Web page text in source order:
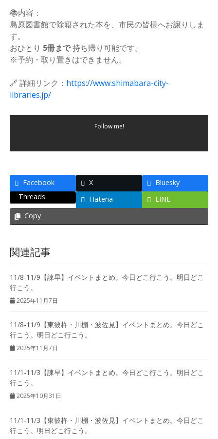
📚内容：
島原図書館で除籍された本を、市民の皆様へお譲りしま
す。
おひとり 5冊まで持ち帰り可能です。
※予約・取り置きはできません。
🔗 詳細リンク： https://www.shimabara-city-
libraries.jp/
Follow me!
Facebook X
Bluesky
Threads
Hatena
LINE
Copy
関連記事
11/8-11/9【諫早】イベントまとめ。今日どこ行こう。明日どこ
行こう。
2025年11月7日
11/8-11/9【東彼杵・川棚・波佐見】イベントまとめ。今日どこ
行こう。明日どこ行こう。
2025年11月7日
11/1-11/3【諫早】イベントまとめ。今日どこ行こう。明日どこ
行こう。
2025年10月31日
11/1-11/3【東彼杵・川棚・波佐見】イベントまとめ。今日どこ
行こう。明日どこ行こう。